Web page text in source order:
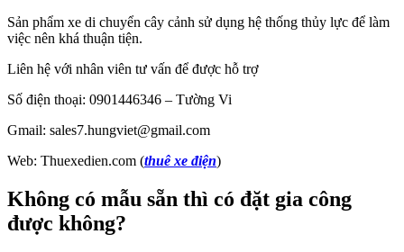
Sản phẩm xe di chuyển cây cảnh sử dụng hệ thống thủy lực để làm
việc nên khá thuận tiện.
Liên hệ với nhân viên tư vấn để được hỗ trợ
Số điện thoại: 0901446346 – Tường Vi
Gmail: sales7.hungviet@gmail.com
Web: Thuexedien.com (thuê xe điện)
Không có mẫu sẵn thì có đặt gia công
được không?